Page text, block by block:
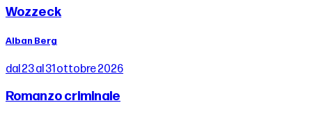
Wozzeck
Alban Berg
dal 23 al 31 ottobre 2026
Romanzo criminale